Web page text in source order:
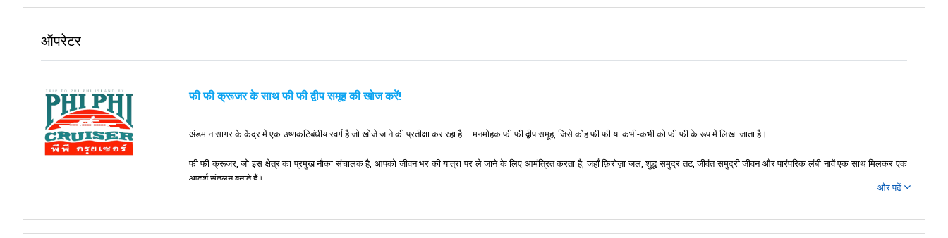
ऑपरेटर
फी फी क्रूजर के साथ फी फी द्वीप समूह की खोज करें!
अंडमान सागर के केंद्र में एक उष्णकटिबंधीय स्वर्ग है जो खोजे जाने की प्रतीक्षा कर रहा है – मनमोहक फी फी द्वीप समूह, जिसे कोह फी फी या कभी-कभी को फी फी के रूप में लिखा जाता है।
फी फी क्रूजर, जो इस क्षेत्र का प्रमुख नौका संचालक है, आपको जीवन भर की यात्रा पर ले जाने के लिए आमंत्रित करता है, जहाँ फ़िरोज़ा जल, शुद्ध समुद्र तट, जीवंत समुद्री जीवन और पारंपरिक लंबी नावें एक साथ मिलकर एक
आदर्श संतुलन बनाते हैं।
और पढ़ें